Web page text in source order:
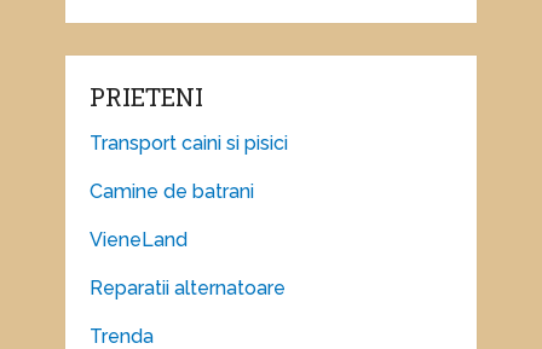
PRIETENI
Transport caini si pisici
Camine de batrani
VieneLand
Reparatii alternatoare
Trenda